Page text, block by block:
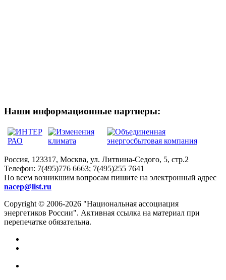
Наши информационные партнеры:
Россия, 123317, Москва, ул. Литвина-Седого, 5, стр.2
Телефон: 7(495)776 6663; 7(495)255 7641
По всем возникшим вопросам пишите на электронный адрес
nacep@list.ru
Copyright © 2006-2026 "Национальная ассоциация
энергетиков России". Активная ссылка на материал при
перепечатке обязательна.